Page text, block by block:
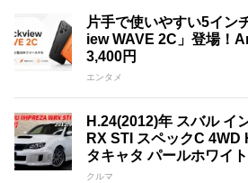
片手で使いやすい5イン
iew WAVE 2C」登場！
3,400円
エンタメ
H.24(2012)年 スバル イ
RX STI スペックC
タキャタ パールホワイ
クルマ